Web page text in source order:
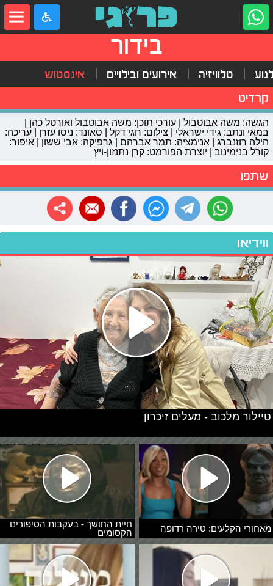
בידור
טלוויזיה אירועים ובילויים אינסטוש
קרדיט
הגשה: משה אבוטבול | עורכי תוכן: משה אבוטבול ואורטל כהן |
במאי ונתב: גידי ישראלי | צילום: חגי דקל | סאונד: ניסו עזרן | עריכה:
הילה רוזנברג | אנימציה: תמר אברהם | גרפיקה: אבי ששון | איפור:
קורל בנימינוב | יוצרת הפורמט: קרן נתנזון-ויץ
שתפו
ווידיאו
מאחורי הקלעים: טירה רדופה
חיית החושך - בעקבות הסיפורים
הקסומים
טיילור מלכוב - מעלים זיכרון